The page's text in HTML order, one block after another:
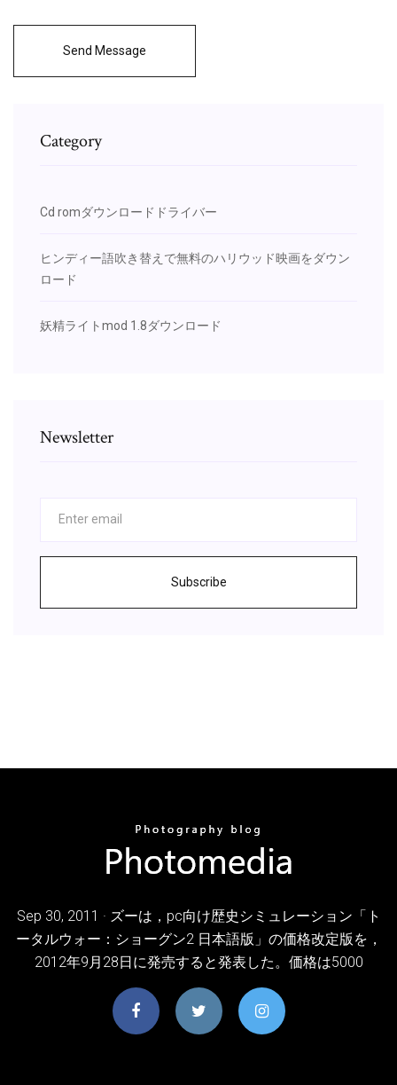
Send Message
Category
Cd romダウンロードドライバー
ヒンディー語吹き替えで無料のハリウッド映画をダウン
ロード
妖精ライトmod 1.8ダウンロード
Newsletter
Subscribe
Sep 30, 2011 · ズーは，pc向け歴史シミュレーション「ト
ータルウォー：ショーグン2 日本語版」の価格改定版を，
2012年9月28日に発売すると発表した。価格は5000